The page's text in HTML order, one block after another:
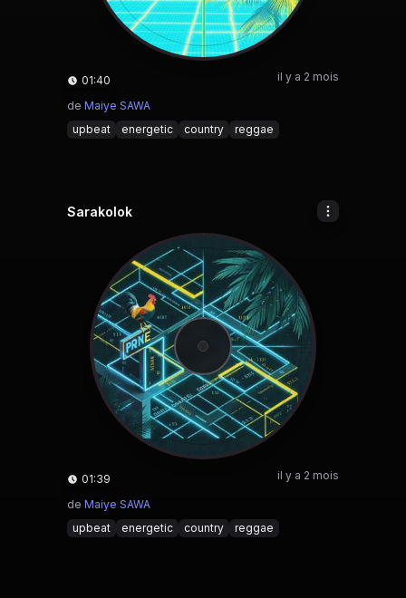
01:40 il y a 2 mois
de Maiye SAWA
upbeat
energetic country reggae
Sarakolok
01:39 il y a 2 mois
de Maiye SAWA
upbeat
energetic country reggae